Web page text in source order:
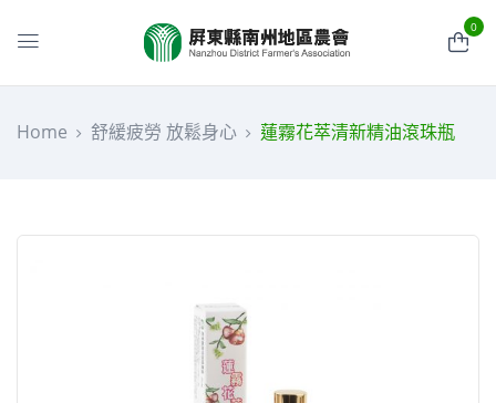
0
Home 舒緩疲勞 放鬆身心 蓮霧花萃清新精油滾珠瓶